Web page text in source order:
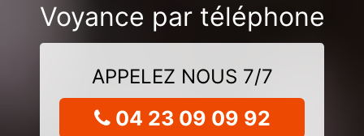
Voyance par téléphone
APPELEZ NOUS 7/7
04 23 09 09 92